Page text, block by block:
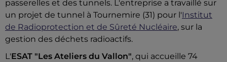
passerelles et des tunnels. L'entreprise a travaillé sur
un projet de tunnel à Tournemire (31) pour l'Institut
de Radioprotection et de Sûreté Nucléaire, sur la
gestion des déchets radioactifs.
L'ESAT "Les Ateliers du Vallon", qui accueille 74